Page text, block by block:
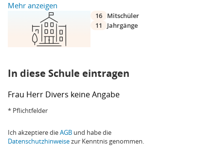
Mehr anzeigen
16
Mitschüler
11
Jahrgänge
In diese Schule eintragen
Frau Herr Divers keine Angabe
* Pflichtfelder
Ich akzeptiere dieAGB und habe die
Datenschutzhinweisezur Kenntnis genommen.